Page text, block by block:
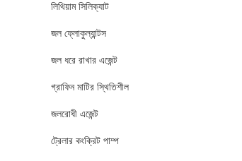
লিথিয়াম সিলিক্যাট
জল ফ্লোকুল্যান্টস
জল ধরে রাখার এজেন্ট
গ্রাফিন মাটির স্থিতিশীল
জলরোধী এজেন্ট
ট্রেলার কংক্রিট পাম্প